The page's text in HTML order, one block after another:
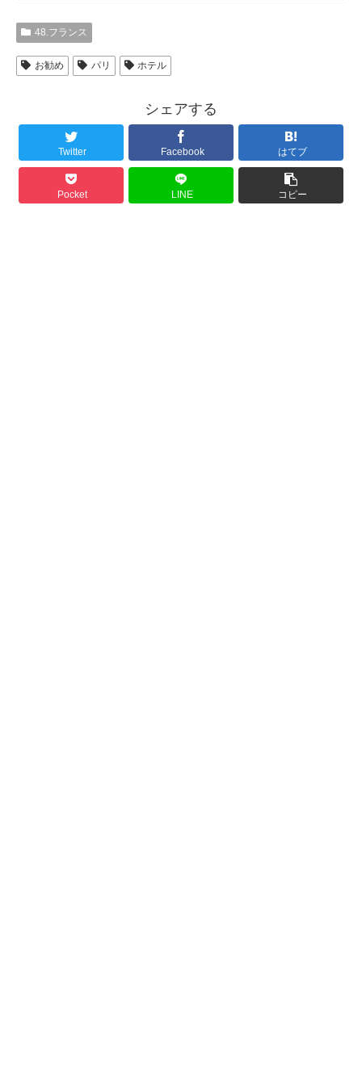
48.フランス
お勧め パリ ホテル
シェアする
Twitter Facebook はてブ
Pocket LINE コピー